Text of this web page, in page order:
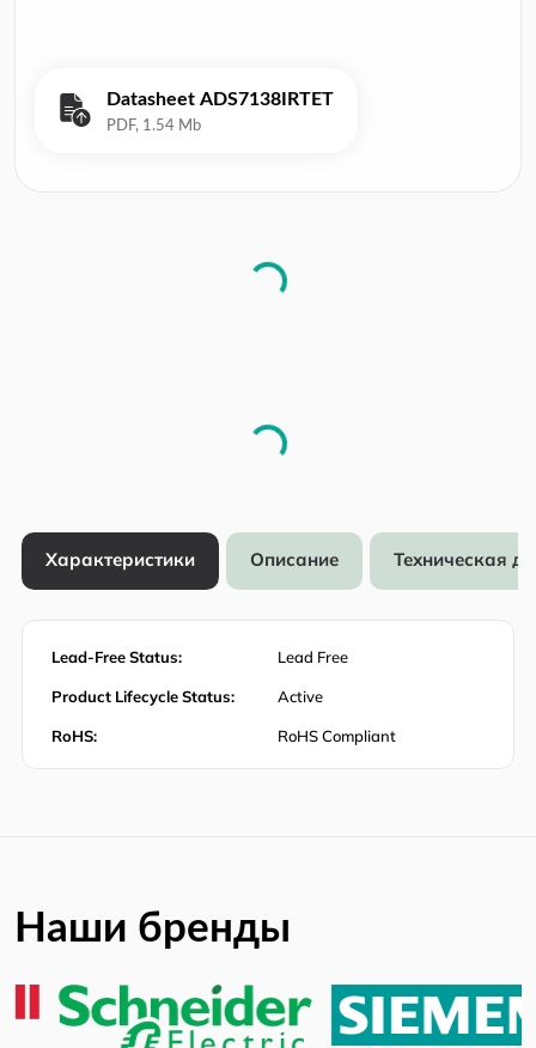
Datasheet ADS7138IRTET
Характеристики Описание Техническая
Lead-Free Status: Lead Free
Product Lifecycle Status: Active
RoHS: RoHS Compliant
Наши бренды